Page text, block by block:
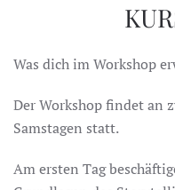
Was dich im Workshop
Der Workshop findet an
Samstagen statt.
Am ersten Tag